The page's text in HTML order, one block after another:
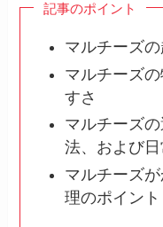
記事のポイント
マルチーズ
マルチーズ
すさ
マルチーズ
法、および
マルチーズ
理のポイント